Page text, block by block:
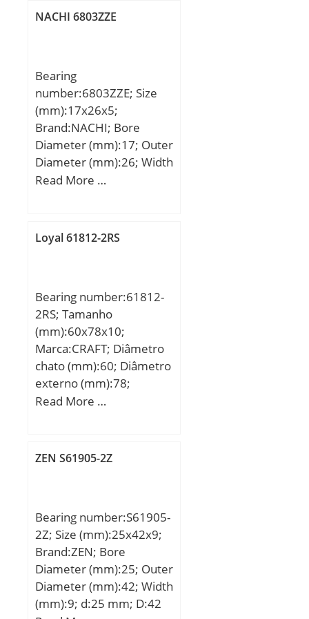
bearing:0.35 kg;
NACHI 6803ZZE
Bearing
number:6803ZZE; Size
(mm):17x26x5;
Brand:NACHI; Bore
Diameter (mm):17; Outer
Diameter (mm):26; Width
(mm):5; d:17 mm; D:26
mm; Da max.:24 mm; ra
max.:0.3 mm;
(C):2,63 kN; Basic static
load rating (C0):1,57 kN;
Category:Single Row Ball
Bearing; Inventory:0.0;
Manufacturer
Name:NACHI; Minimum
Buy Quantity:N/A; Weight
Enclosure:2 Metal
Filling Slot:No; Rolling
Element:Ball Bearing;
Snap Ring:No; Internal
Special Features:No;
Internal Clearance:C0-
Medium; Inch –
Read More …
Loyal 61812-2RS
Bearing number:61812-
2RS; Tamanho
(mm):60x78x10;
Marca:CRAFT; Diâmetro
chato (mm):60; Diâmetro
externo (mm):78;
Largura (mm):10; d:60
Read More …
ZEN S61905-2Z
Bearing number:S61905-
2Z; Size (mm):25x42x9;
Brand:ZEN; Bore
Diameter (mm):25; Outer
Diameter (mm):42; Width
(mm):9; d:25 mm; D:42